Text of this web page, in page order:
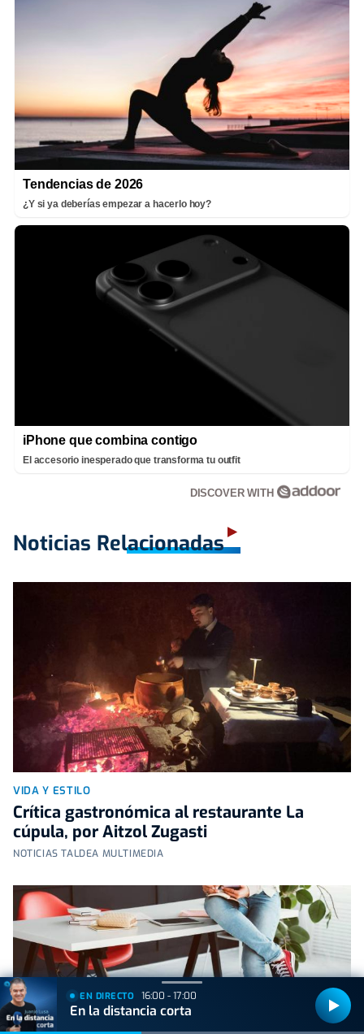
Tendencias de 2026
¿Y si ya deberías empezar a hacerlo hoy?
iPhone que combina contigo
El accesorio inesperado que transforma tu outfit
DISCOVER WITH
Noticias Relacionadas
VIDA Y ESTILO
Crítica gastronómica al restaurante La
cúpula, por Aitzol Zugasti
NOTICIAS TALDEA MULTIMEDIA
EN DIRECTO 16:00 - 17:00
En la distancia corta